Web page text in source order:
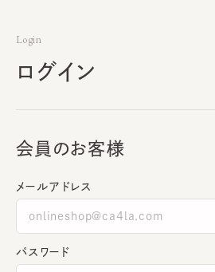
Login
ログイン
会員のお客様
メールアドレス
パスワード